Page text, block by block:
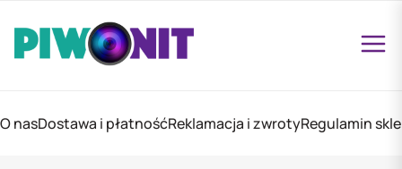
O nasDostawa i płatnośćReklamacja i zwrotyRegulamin